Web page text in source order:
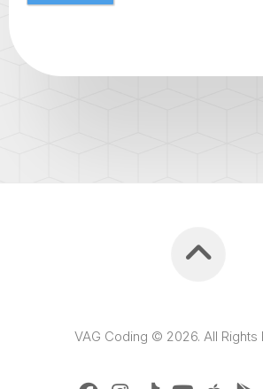
VAG Coding © 2026. All Rights